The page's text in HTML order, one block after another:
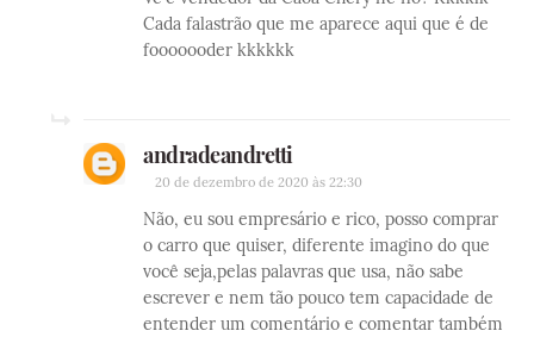
Cada falastrão que me aparece aqui que é de
fooooooder kkkkkk
andradeandretti
20 de dezembro de 2020 às 22:30
Não, eu sou empresário e rico, posso comprar
o carro que quiser, diferente imagino do que
você seja,pelas palavras que usa, não sabe
escrever e nem tão pouco tem capacidade de
entender um comentário e comentar também